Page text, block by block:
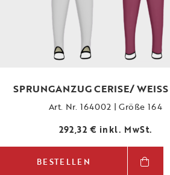
SPRUNGANZUG CERISE/ WEISS
Art. Nr. 164002 | Größe 164
292,32 € inkl. MwSt.
BESTELLEN